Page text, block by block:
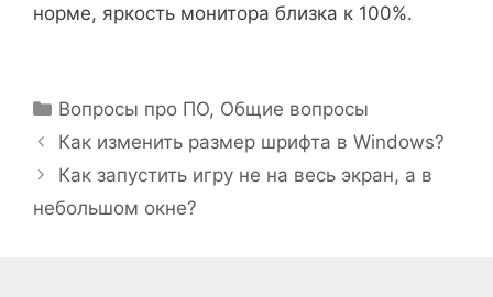
норме, яркость монитора близка к 100%.
Рубрики
Вопросы про ПО, Общие вопросы
Как изменить размер шрифта в Windows?
Как запустить игру не на весь экран, а в
небольшом окне?